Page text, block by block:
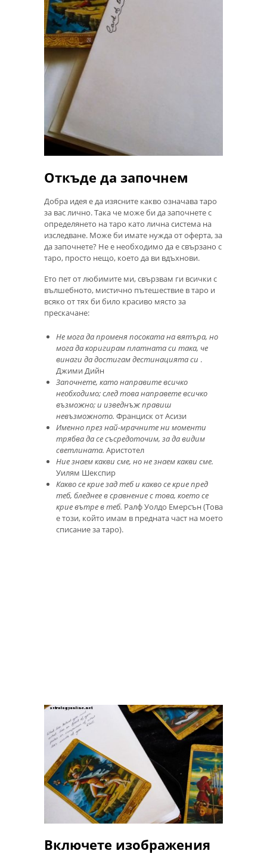
Откъде да започнем
Добра идея е да изясните какво означава таро
за вас лично. Така че може би да започнете с
определянето на таро като лична система на
изследване. Може би имате нужда от оферта, за
да започнете? Не е необходимо да е свързано с
таро, просто нещо, което да ви вдъхнови.
Ето пет от любимите ми, свързвам ги всички с
вълшебното, мистично пътешествие в таро и
всяко от тях би било красиво място за
прескачане:
Не мога да променя посоката на вятъра, но
мога да коригирам платната си така, че
винаги да достигам дестинацията си .
Джими Дийн
Започнете, като направите всичко
необходимо;след това направете всичко
възможно;и изведнъж правиш
невъзможното. Франциск от Асизи
Именно през най-мрачните ни моменти
трябва да се съсредоточим, за да видим
светлината. Аристотел
Ние знаем какви сме, но не знаем какви сме.
Уилям Шекспир
Какво се крие зад теб и какво се крие пред
теб, бледнее в сравнение с това, което се
крие вътре в теб. Ралф Уолдо Емерсън (Това
е този, който имам в предната част на моето
списание за таро).
Включете изображения